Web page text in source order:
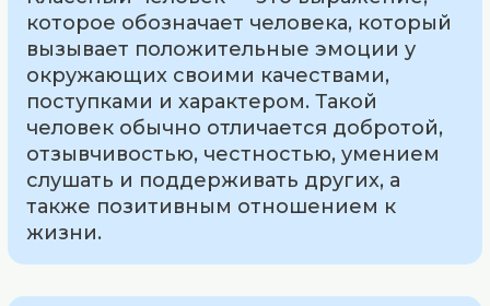
которое обозначает человека, который
вызывает положительные эмоции у
окружающих своими качествами,
поступками и характером. Такой
человек обычно отличается добротой,
отзывчивостью, честностью, умением
слушать и поддерживать других, а
также позитивным отношением к
жизни.